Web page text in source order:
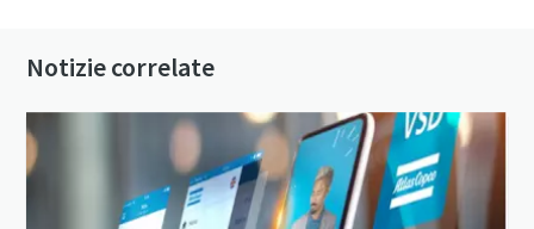
Notizie correlate